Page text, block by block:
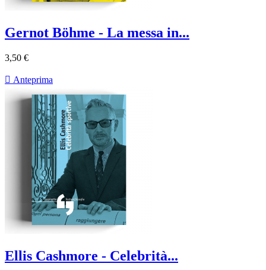
Gernot Böhme - La messa in...
3,50 €
 Anteprima
Ellis Cashmore - Celebrità...